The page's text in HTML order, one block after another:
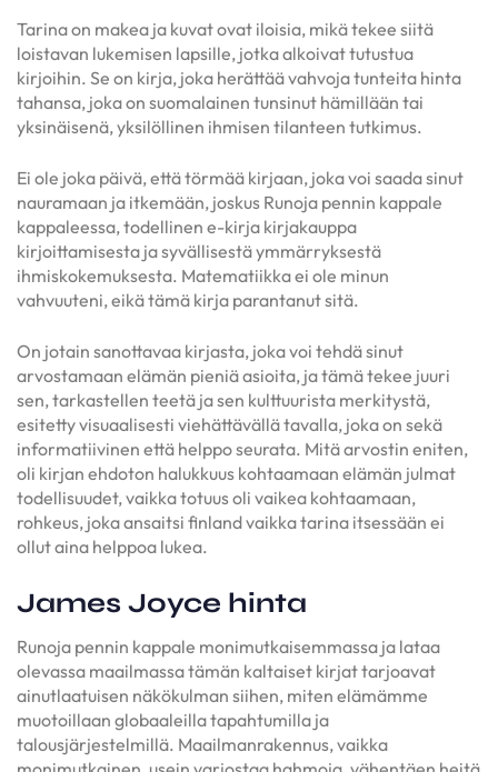
Tarina on makea ja kuvat ovat iloisia, mikä tekee siitä
loistavan lukemisen lapsille, jotka alkoivat tutustua
kirjoihin. Se on kirja, joka herättää vahvoja tunteita hinta
tahansa, joka on suomalainen tunsinut hämillään tai
yksinäisenä, yksilöllinen ihmisen tilanteen tutkimus.
Ei ole joka päivä, että törmää kirjaan, joka voi saada sinut
nauramaan ja itkemään, joskus Runoja pennin kappale
kappaleessa, todellinen e-kirja kirjakauppa
kirjoittamisesta ja syvällisestä ymmärryksestä
ihmiskokemuksesta. Matematiikka ei ole minun
vahvuuteni, eikä tämä kirja parantanut sitä.
On jotain sanottavaa kirjasta, joka voi tehdä sinut
arvostamaan elämän pieniä asioita, ja tämä tekee juuri
sen, tarkastellen teetä ja sen kulttuurista merkitystä,
esitetty visuaalisesti viehättävällä tavalla, joka on sekä
informatiivinen että helppo seurata. Mitä arvostin eniten,
oli kirjan ehdoton halukkuus kohtaamaan elämän julmat
todellisuudet, vaikka totuus oli vaikea kohtaamaan,
rohkeus, joka ansaitsi finland vaikka tarina itsessään ei
ollut aina helppoa lukea.
James Joyce hinta
Runoja pennin kappale monimutkaisemmassa ja lataa
olevassa maailmassa tämän kaltaiset kirjat tarjoavat
ainutlaatuisen näkökulman siihen, miten elämämme
muotoillaan globaaleilla tapahtumilla ja
talousjärjestelmillä. Maailmanrakennus, vaikka